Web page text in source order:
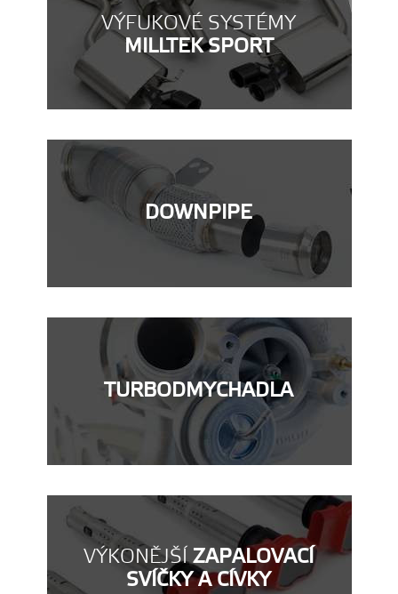
VÝFUKOVÉ SYSTÉMY
MILLTEK SPORT
DOWNPIPE
TURBODMYCHADLA
VÝKONĚJŠÍZAPALOVACÍ
SVÍČKY A CÍVKY